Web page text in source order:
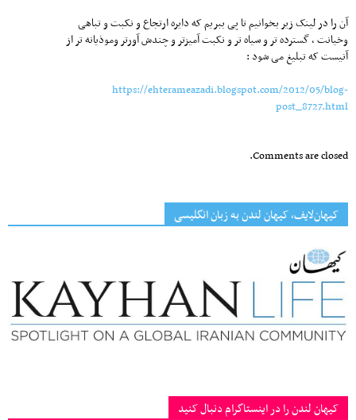
آن را در لینک زیر بخوانیم تا پی ببریم که دایره ارتجاع و نکبت و تباهی
و‌خیانت ، گسترده تر و سیاه تر و نکبت آمیزتر و چندش آورتر و‌موذیانه تر از
آنیست که تبلیغ می شود :
https://ehterameazadi.blogspot.com/2012/05/blog-
post_8727.html
Comments are closed.
کیهان‌لایف، کیهان لندن به زبان انگلیسی
کیهان لندن را در اینستاگرام دنبال کنید